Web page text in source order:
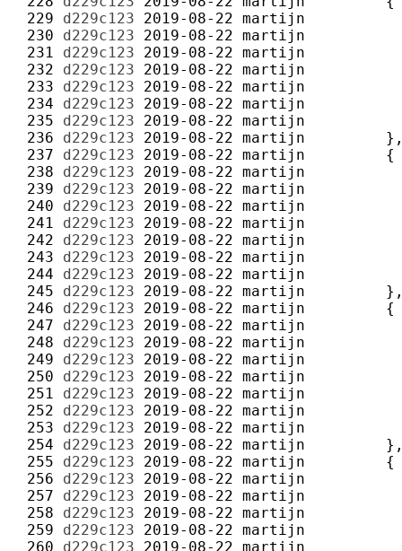
229 d229c123 2019-08-22 martijn
230 d229c123 2019-08-22 martijn
231 d229c123 2019-08-22 martijn
232 d229c123 2019-08-22 martijn
233 d229c123 2019-08-22 martijn
234 d229c123 2019-08-22 martijn
235 d229c123 2019-08-22 martijn
236 d229c123 2019-08-22 martijn
237 d229c123 2019-08-22 martijn
238 d229c123 2019-08-22 martijn
239 d229c123 2019-08-22 martijn
240 d229c123 2019-08-22 martijn
241 d229c123 2019-08-22 martijn
242 d229c123 2019-08-22 martijn
243 d229c123 2019-08-22 martijn
244 d229c123 2019-08-22 martijn
245 d229c123 2019-08-22 martijn
246 d229c123 2019-08-22 martijn
247 d229c123 2019-08-22 martijn
248 d229c123 2019-08-22 martijn
249 d229c123 2019-08-22 martijn
250 d229c123 2019-08-22 martijn
251 d229c123 2019-08-22 martijn
252 d229c123 2019-08-22 martijn
253 d229c123 2019-08-22 martijn
254 d229c123 2019-08-22 martijn
255 d229c123 2019-08-22 martijn
256 d229c123 2019-08-22 martijn
257 d229c123 2019-08-22 martijn
258 d229c123 2019-08-22 martijn
259 d229c123 2019-08-22 martijn
260 d229c123 2019-08-22 martijn